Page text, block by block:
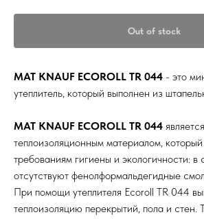
Out of stock
МАТ KNAUF ECOROLL TR 044 - это
утеплитель, который выполнен из
МАТ KNAUF ECOROLL TR 044
теплоизоляционным материалом, который
требованиям гигиены и экологичности: в
отсутствуют фенолформальдегидные
При помощи утеплителя Ecoroll TR 044
теплоизоляцию перекрытий, пола и стен.